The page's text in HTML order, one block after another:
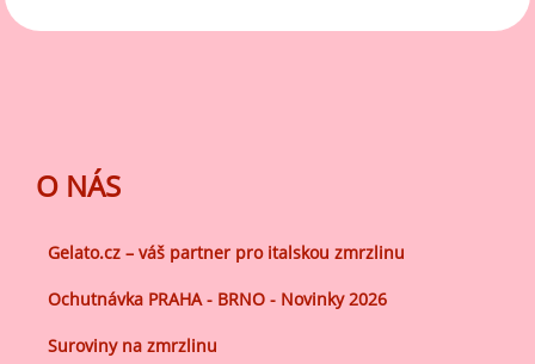
O NÁS
Gelato.cz – váš partner pro italskou zmrzlinu
Ochutnávka PRAHA - BRNO - Novinky 2026
Suroviny na zmrzlinu